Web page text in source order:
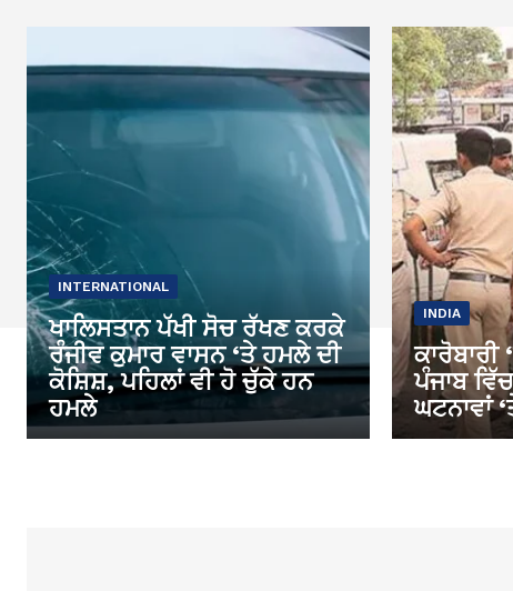
INTERNATIONAL
ਖਾਲਿਸਤਾਨ ਪੱਖੀ ਸੋਚ ਰੱਖਣ ਕਰਕੇ
ਰੰਜੀਵ ਕੁਮਾਰ ਵਾਸਨ ‘ਤੇ ਹਮਲੇ ਦੀ
ਕੋਸ਼ਿਸ਼, ਪਹਿਲਾਂ ਵੀ ਹੋ ਚੁੱਕੇ ਹਨ
ਹਮਲੇ
INDIA
ਕਾਰੋਬਾਰੀ
ਪੰਜਾਬ
ਘਟਨਾਵਾਂ